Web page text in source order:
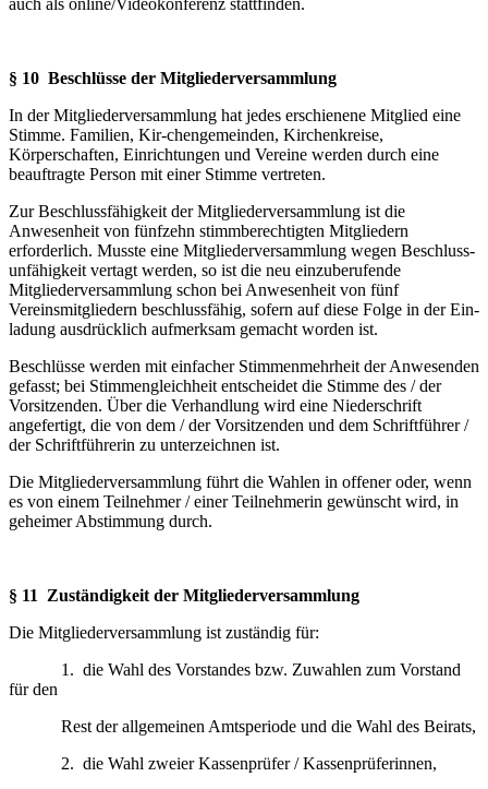
§ 10 Beschlüsse der Mitgliederversammlung
In der Mitgliederversammlung hat jedes erschienene Mitglied eine
Stimme. Familien, Kir-chengemeinden, Kirchenkreise,
Körperschaften, Einrichtungen und Vereine werden durch eine
beauftragte Person mit einer Stimme vertreten.
Zur Beschlussfähigkeit der Mitgliederversammlung ist die
Anwesenheit von fünfzehn stimm­berechtigten Mitgliedern
erforderlich. Musste eine Mitgliederversammlung wegen Beschluss­
unfähigkeit vertagt werden, so ist die neu einzuberufende
Mitgliederversammlung schon bei Anwesenheit von fünf
Vereinsmitgliedern beschlussfähig, sofern auf diese Folge in der Ein­
ladung ausdrücklich aufmerksam gemacht worden ist.
Beschlüsse werden mit einfacher Stimmenmehrheit der Anwesenden
gefasst; bei Stimmen­gleichheit entscheidet die Stimme des / der
Vorsitzenden. Über die Verhandlung wird eine Niederschrift
angefertigt, die von dem / der Vorsitzenden und dem Schriftführer /
der Schrift­führerin zu unterzeichnen ist.
Die Mitgliederversammlung führt die Wahlen in offener oder, wenn
es von einem Teilnehmer / einer Teilnehmerin gewünscht wird, in
geheimer Abstimmung durch.
§ 11 Zuständigkeit der Mitgliederversammlung
Die Mitgliederversammlung ist zuständig für:
1. die Wahl des Vorstandes bzw. Zuwahlen zum Vorstand
für den
Rest der allgemeinen Amtsperiode und die Wahl des Beirats,
2. die Wahl zweier Kassenprüfer / Kassenprüferinnen,